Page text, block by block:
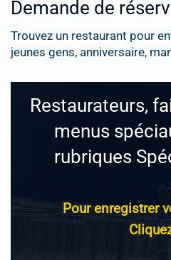
Demande de
Trouvez un restaurant pour
jeunes gens, anniversaire,
Restaurateurs,
menus
rubriques
Pour enregistrer